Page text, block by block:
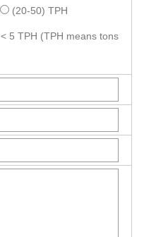
(20-50) TPH
< 5 TPH (TPH means tons